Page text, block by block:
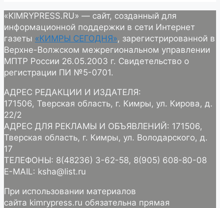
«KIMRYPRESS.RU» — сайт, созданный для
информационной поддержки в сети Интернет
газеты «КИМРЫ СЕГОДНЯ», зарегистрированной в
Верхне-Волжском межрегиональном управлении
МПТР России 26.05.2003 г. Свидетельство о
регистрации ПИ №5-0701.
АДРЕС РЕДАКЦИИ И ИЗДАТЕЛЯ:
171506, Тверская область, г. Кимры, ул. Кирова, д.
22/2
АДРЕС ДЛЯ РЕКЛАМЫ И ОБЪЯВЛЕНИЙ: 171506,
Тверская область, г. Кимры, ул. Володарского, д.
17
ТЕЛЕФОНЫ: 8(48236) 3-62-58, 8(905) 608-80-08
E-MAIL: ksha@list.ru
При использовании материалов
сайта kimrypress.ru обязательна прямая